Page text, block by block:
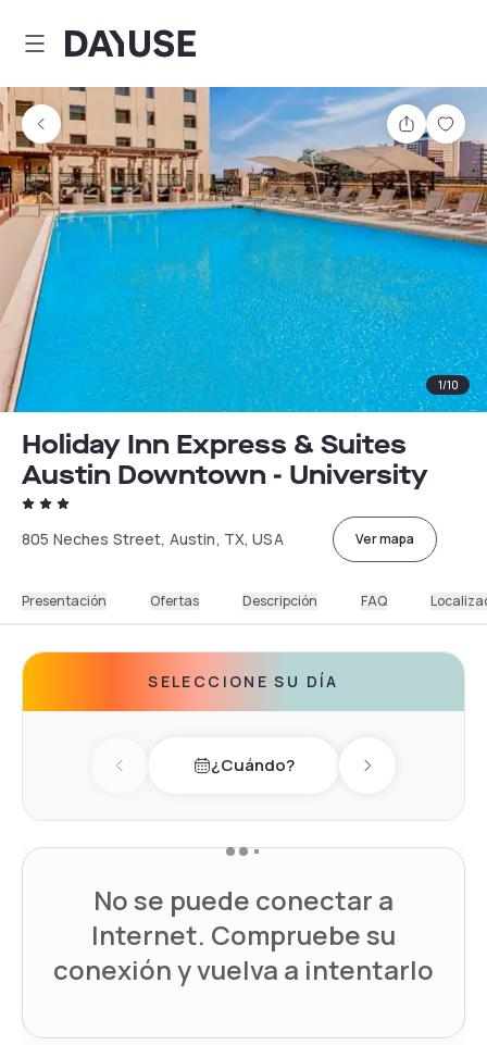
Dayuse
1/10
Holiday Inn Express & Suites
Austin Downtown - University
805 Neches Street, Austin, TX, USA Ver mapa
Presentación Ofertas Descripción FAQ
SELECCIONE SU DÍA
Previous day¿Cuándo? Next day
No se puede conectar a
Internet. Compruebe su
conexión y vuelva a intentarlo